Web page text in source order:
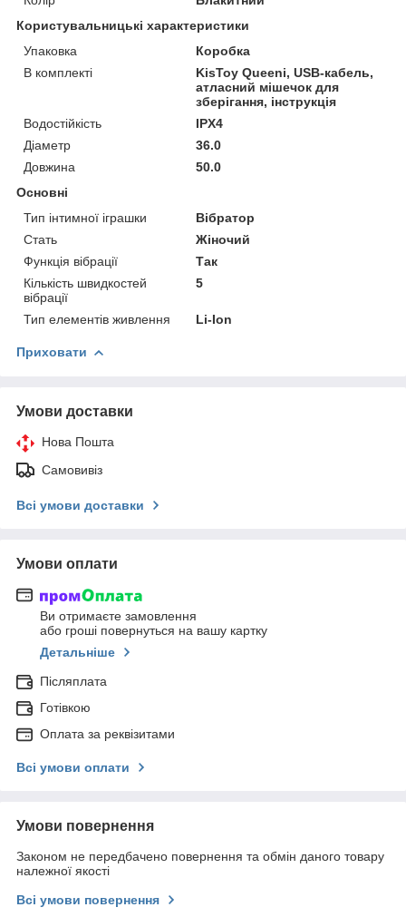
Користувальницькі характеристики
Упаковка
Коробка
В комплекті
KisToy Queeni, USB-кабель,
атласний мішечок для
зберігання, інструкція
Водостійкість
IPX4
Діаметр
36.0
Довжина
50.0
Основні
Тип інтимної іграшки
Вібратор
Стать
Жіночий
Функція вібрації
Так
Кількість швидкостей
вібрації
5
Тип елементів живлення Li-Ion
Приховати
Умови доставки
Нова Пошта
Самовивіз
Всі умови доставки
Умови оплати
Ви отримаєте замовлення
або гроші повернуться на вашу картку
Детальніше
Післяплата
Готівкою
Оплата за реквізитами
Всі умови оплати
Умови повернення
Законом не передбачено повернення та обмін даного товару
належної якості
Всі умови повернення